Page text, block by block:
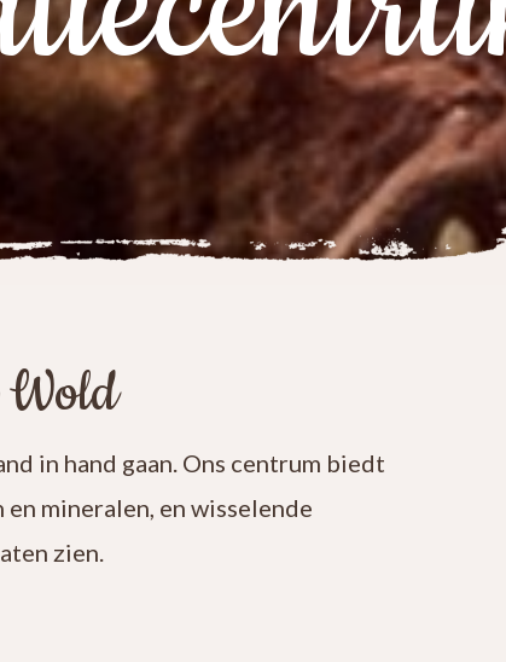
Wold
in hand gaan. Ons centrum biedt
mineralen, en wisselende
zien.